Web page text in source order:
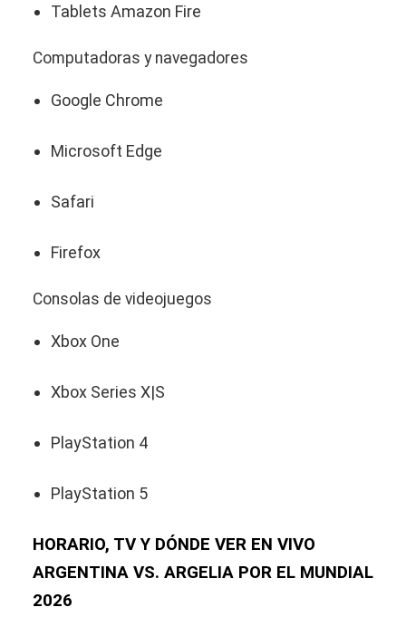
Tablets Amazon Fire
Computadoras y navegadores
Google Chrome
Microsoft Edge
Safari
Firefox
Consolas de videojuegos
Xbox One
Xbox Series X|S
PlayStation 4
PlayStation 5
HORARIO, TV Y DÓNDE VER EN VIVO
ARGENTINA VS. ARGELIA POR EL MUNDIAL
2026